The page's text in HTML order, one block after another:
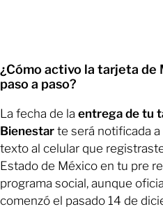
¿Cómo activo la tarjeta
paso a paso?
La fecha de la entrega de tu
Bienestar te será notificada
texto al celular que
Estado de México en tu pre
programa social, aunque
comenzó el pasado 14 de